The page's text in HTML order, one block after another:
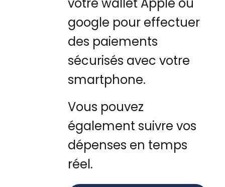
votre wallet Apple ou
google pour effectuer
des paiements
sécurisés avec votre
smartphone.
Vous pouvez
également suivre vos
dépenses en temps
réel.